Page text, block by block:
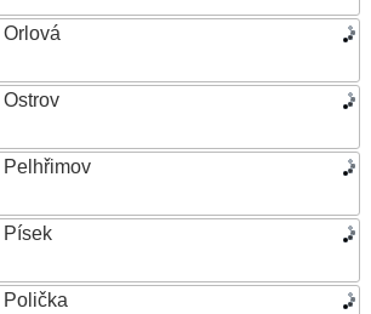
Pelhřimov
Písek
Polička